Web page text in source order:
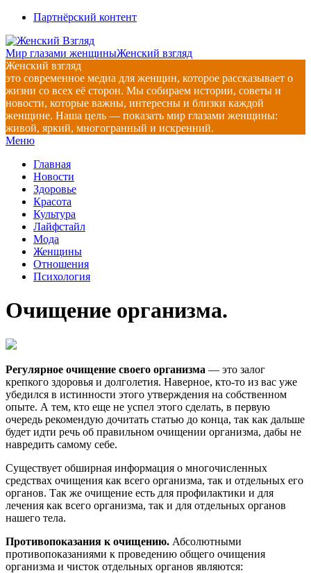
Перейти
содержимому
Партнёрский контент
Мир глазами женщиныЖенский взгляд
Женский взгляд
это современное медиа для женщин, которое рассказывает о
жизни со всех её сторон. Мы собираем истории, советы и
новости, которые важны, интересны и близки каждой
женщине. Наша цель — показать мир глазами женщины:
живой, яркий, многогранный и искренний.
Главное
меню
Меню
Главная
Новости
Здоровье
Красота
Культура
Лайфстайл
Мода
Женщины
Отношения
Психология
Очищение организма.
Регулярное очищение своего организма — это залог
крепкого здоровья и долголетия. Наверное, кто-то из вас уже
убедился в истинности этого утверждения на собственном
опыте. А тем, кто еще не успел этого сделать, в первую
очередь рекомендую дочитать статью до конца, так как дальше
будет идти речь об правильном очищении организма, дабы не
навредить самому себе.
Существует обширная информация о многочисленных
средствах очищения как всего организма, так и отдельных его
органов. Так же очищение есть для профилактики и для
лечения как всего организма, так и для отдельных органов
нашего тела.
Противопоказания к очищению. Абсолютными
противопоказаниями к проведению общего очищения
организма и чисток отдельных органов являются: